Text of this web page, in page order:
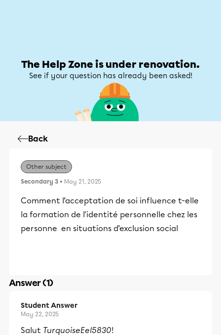
The Help Zone is under renovation.
See if your question has already been asked!
Back
Other subject
Secondary 3 • May 21, 2025
Comment l’acceptation de soi influence t-elle
la formation de l'identité personnelle chez les
personne en situations d’exclusion social
Answer (1)
Student Answer
May 22, 2025
Salut TurquoiseEel5830!